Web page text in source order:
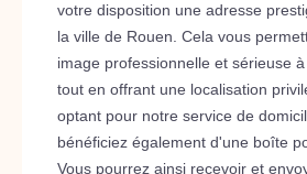
votre disposition une adresse
la ville de Rouen. Cela vous
image professionnelle et sérieuse
tout en offrant une localisation
optant pour notre service de
bénéficiez également d'une boîte
Vous pourrez ainsi recevoir et